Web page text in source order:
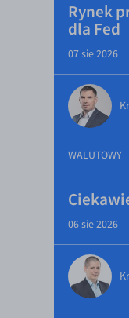
Rynek
dla Fed
07 sie 2026
WALUTOWY
06 sie 2026